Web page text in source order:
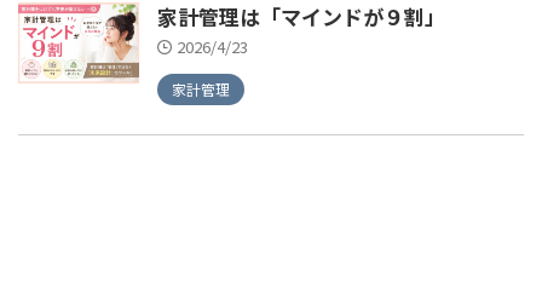
家計管理は「マインドが９割」
2026/4/23
家計管理